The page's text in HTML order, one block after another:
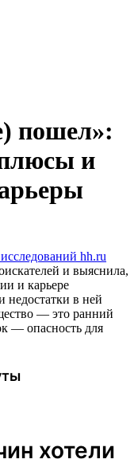
пошел»:
и
hh.ru
и выяснила,
и карьере
недостатки в ней
— это ранний
— опасность для
хотели